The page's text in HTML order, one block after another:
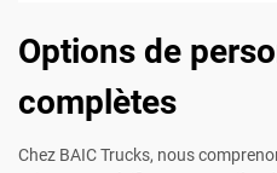
Options de
complètes
Chez BAIC Trucks, nous